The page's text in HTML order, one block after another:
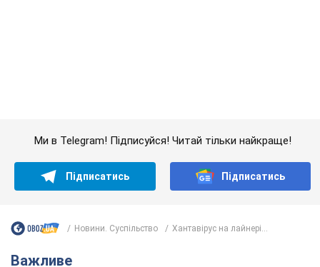
Дружина тяжкохворого Джо Байдена назвала